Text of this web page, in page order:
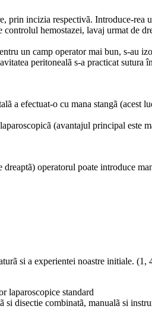
prin incizia respectivã. Introduce-
hemostazei, lavaj urmat de
un camp operator mai bun, s-au
peritonealã s-a practicat
a efectuat-o cu mana stangã (acest
(avantajul principal este
operatorul poate introduce
si a experientei noastre initiale. (1,
laparoscopice standard
disectie combinatã, manualã si